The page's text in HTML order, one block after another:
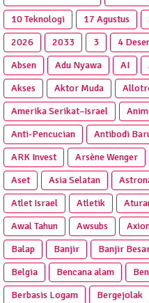
10 Teknologi
17 Agustus
2026
2033 3 4
Absen
Adu Nyawa AI
Akses
Aktor Muda
Amerika Serikat–Israel
Anti‑Pencucian
Antibodi
ARK Invest
Arsène Wenger
Aset
Asia Selatan
Atlet Israel
Atletik
Awal Tahun
Awsubs
Balap
Banjir Banjir
Belgia
Bencana alam
Berbasis Logam
Bergejolak